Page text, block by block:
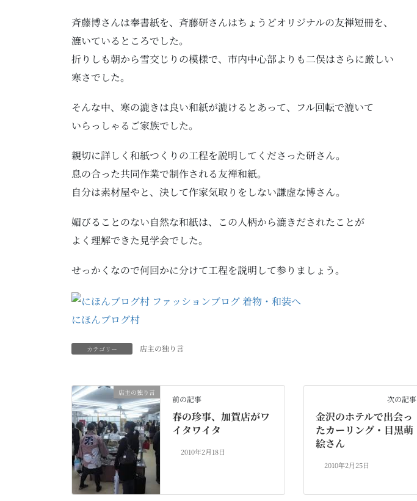
斉藤博さんは奉書紙を、斉藤研さんはちょうどオリジナルの友禅短冊を、
漉いているところでした。
折りしも朝から雪交じりの模様で、市内中心部よりも二俣はさらに厳しい
寒さでした。
そんな中、寒の漉きは良い和紙が漉けるとあって、フル回転で漉いて
いらっしゃるご家族でした。
親切に詳しく和紙つくりの工程を説明してくださった研さん。
息の合った共同作業で制作される友禅和紙。
自分は素材屋やと、決して作家気取りをしない謙虚な博さん。
媚びることのない自然な和紙は、この人柄から漉きだされたことが
よく理解できた見学会でした。
せっかくなので何回かに分けて工程を説明して参りましょう。
にほんブログ村
カテゴリー 店主の独り言
店主の独り言
前の記事
春の珍事、加賀店がワ
イタワイタ
2010年2月18日
次の記事
金沢のホテルで出会っ
たカーリング・目黒萌
絵さん
2010年2月25日